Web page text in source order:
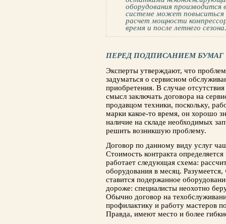
оборудования
системе может повыситься
расчет мощности
время и после летнего сезона.
ПЕРЕД ПОДПИСАНИЕМ БУМАГ
Эксперты утверждают, что
задуматься о сервисном
приобретения. В случае
смысл заключать договора на
продавцом техники, поскольку,
марки какое-то время, он хорошо
наличие на складе необходимых
решить возникшую проблему.
Договор по данному виду услуг
Стоимость контракта
работает следующая схема:
оборудования в месяц.
ставится подержанное
дороже: специалисты неохотно
Обычно договор на
профилактику и работу мастеров
Правда, имеют место и более